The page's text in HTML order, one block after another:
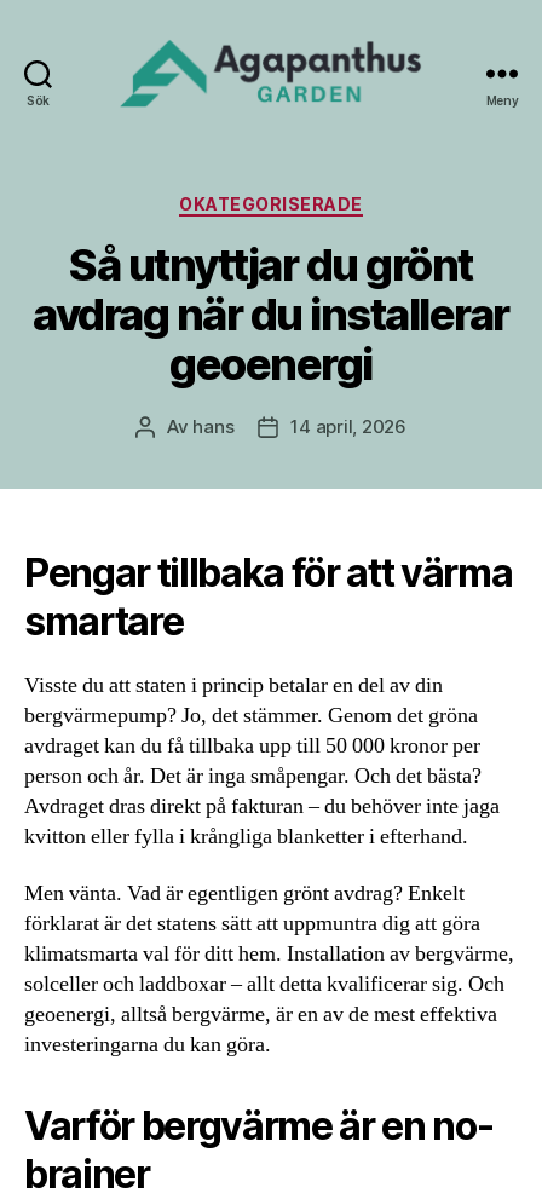
Sök Meny
Kategorier
OKATEGORISERADE
Så utnyttjar du grönt
avdrag när du installerar
geoenergi
Inläggsförfattare
Av hans Inläggsdatum
14 april, 2026
Pengar tillbaka för att värma
smartare
Visste du att staten i princip betalar en del av din
bergvärmepump? Jo, det stämmer. Genom det gröna
avdraget kan du få tillbaka upp till 50 000 kronor per
person och år. Det är inga småpengar. Och det bästa?
Avdraget dras direkt på fakturan – du behöver inte jaga
kvitton eller fylla i krångliga blanketter i efterhand.
Men vänta. Vad är egentligen grönt avdrag? Enkelt
förklarat är det statens sätt att uppmuntra dig att göra
klimatsmarta val för ditt hem. Installation av bergvärme,
solceller och laddboxar – allt detta kvalificerar sig. Och
geoenergi, alltså bergvärme, är en av de mest effektiva
investeringarna du kan göra.
Varför bergvärme är en no-
brainer